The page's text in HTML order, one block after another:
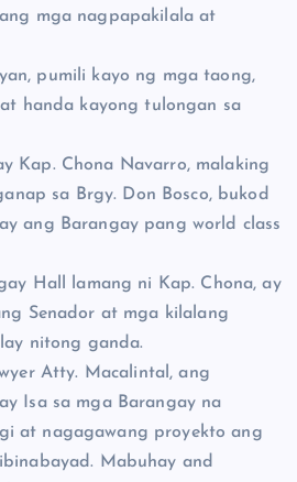
mga nagpapakilala at
pumili kayo ng mga taong,
handa kayong tulongan sa
Kap. Chona Navarro, malaking
sa Brgy. Don Bosco, bukod
ang Barangay pang world class
Hall lamang ni Kap. Chona, ay
Senador at mga kilalang
nitong ganda.
Atty. Macalintal, ang
Isa sa mga Barangay na
at nagagawang proyekto ang
Mabuhay and